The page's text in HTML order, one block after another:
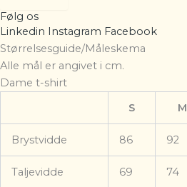
Følg os
Linkedin Instagram Facebook
Størrelsesguide/Måleskema
Alle mål er angivet i cm.
Dame t-shirt
S
M
Brystvidde 86 92
Taljevidde 69 74